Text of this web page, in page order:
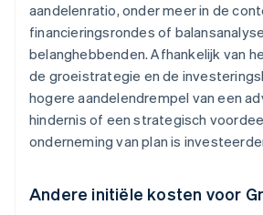
aandelenratio, onder meer in de
financieringsrondes of
belanghebbenden. Afhankelijk van
de groeistrategie en de
hogere aandelendrempel van een
hindernis of een strategisch
onderneming van plan is
Andere initiële kosten voor